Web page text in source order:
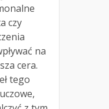
czy
na
cera.
tego